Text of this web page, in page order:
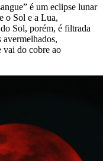
é um eclipse lunar
o Sol e a Lua,
Sol, porém, é filtrada
avermelhados,
vai do cobre ao